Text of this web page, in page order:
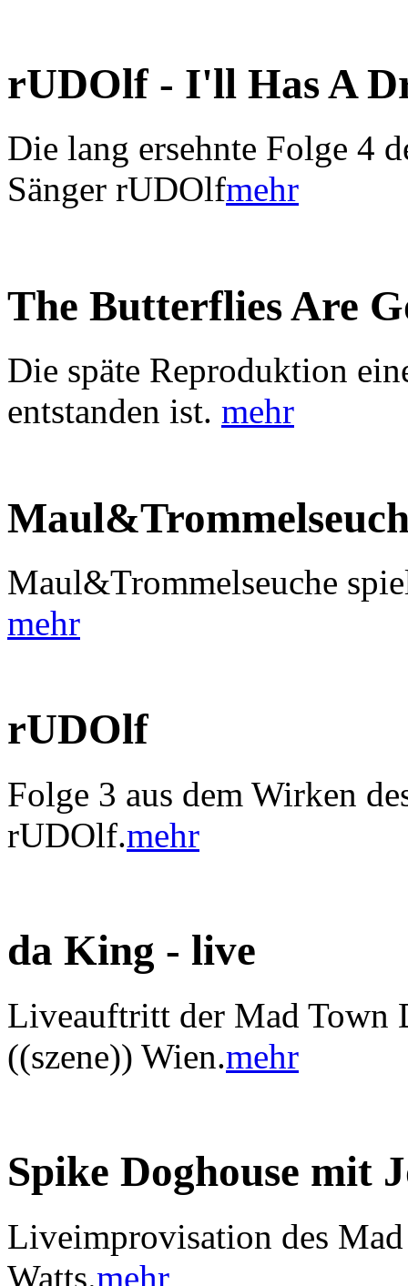
rUDOlf - I'll Has A
Die lang ersehnte Folge 4
Sänger rUDOlfmehr
The Butterflies Are
Die späte Reproduktion
entstanden ist. mehr
Maul&Trommelseuche
mehr
rUDOlf
Folge 3 aus dem Wirken
rUDOlf.mehr
da King - live
Liveauftritt der Mad Town
((szene)) Wien.mehr
Spike Doghouse mit
Liveimprovisation des
Watts.mehr